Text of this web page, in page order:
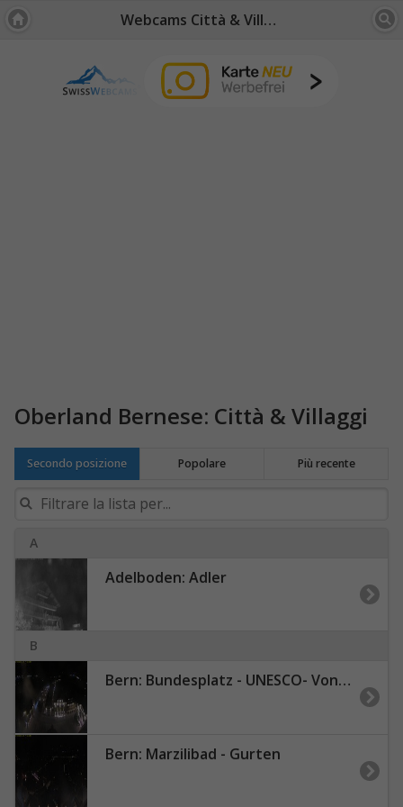
Webcams Città & Villaggi: Oberland Bernese
Oberland Bernese: Città & Villaggi
Secondo posizione Popolare Più recente
A
Adelboden: Adler
B
Bern: Bundesplatz - UNESCO- Von Bern
Bern: Marzilibad - Gurten